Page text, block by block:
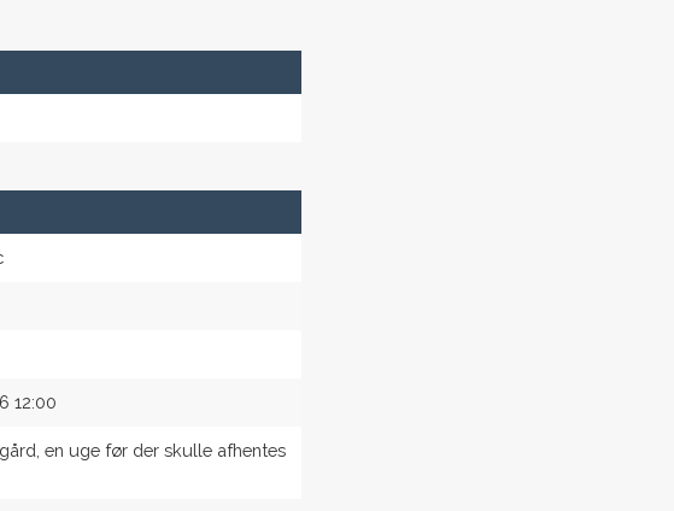
12:00
en uge før der skulle afhentes